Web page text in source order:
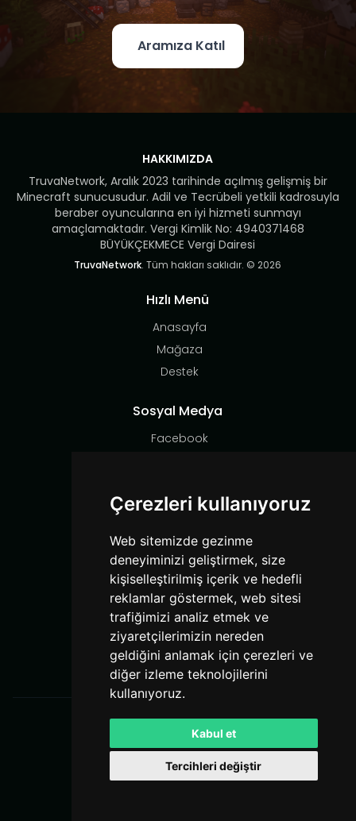
Çerezleri kullanıyoruz
Web sitemizde gezinme
deneyiminizi geliştirmek, size
kişiselleştirilmiş içerik ve hedefli
reklamlar göstermek, web sitesi
trafiğimizi analiz etmek ve
ziyaretçilerimizin nereden
geldiğini anlamak için çerezleri ve
diğer izleme teknolojilerini
kullanıyoruz.
Kabul et
Tercihleri değiştir
Aramıza Katıl
HAKKIMIZDA
TruvaNetwork, Aralık 2023 tarihinde açılmış gelişmiş bir
Minecraft sunucusudur. Adil ve Tecrübeli yetkili kadrosuyla
beraber oyuncularına en iyi hizmeti sunmayı
amaçlamaktadır. Vergi Kimlik No: 4940371468
BÜYÜKÇEKMECE Vergi Dairesi
TruvaNetwork. Tüm hakları saklıdır. © 2026
Hızlı Menü
Anasayfa
Mağaza
Destek
Sosyal Medya
Facebook
YouTube
Discord
Bağlantılar
Kurallar
Hizmet Şartları
Gizlilik Politikası
TL